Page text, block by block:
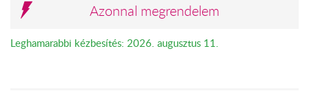
Azonnal megrendelem
Leghamarabbi kézbesítés: 2026. augusztus 11.